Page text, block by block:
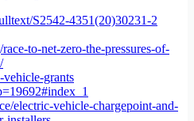
S2542-4351(20)30231-2
to-net-zero-the-pressures-of-
grants
electric-vehicle-chargepoint-and-